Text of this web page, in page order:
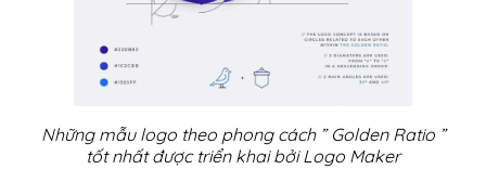
Những mẫu logo theo phong cách ” Golden Ratio ”
tốt nhất được triển khai bởi Logo Maker